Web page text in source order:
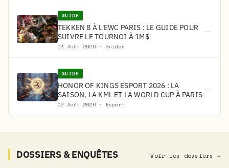
GUIDE
TEKKEN 8 À L'EWC PARIS : LE GUIDE POUR
SUIVRE LE TOURNOI À 1M$
03 Août 2026 · Guides
→
GUIDE
HONOR OF KINGS ESPORT 2026 : LA
SAISON, LA KML ET LA WORLD CUP À PARIS
02 Août 2026 · Esport
→
DOSSIERS & ENQUÊTES Voir les dossiers →